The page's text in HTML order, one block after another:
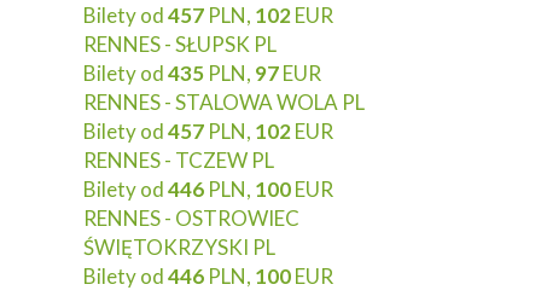
Bilety od457 PLN, 102EUR
RENNES - SŁUPSK PL
Bilety od435 PLN, 97EUR
RENNES - STALOWA WOLA PL
Bilety od457 PLN, 102EUR
RENNES - TCZEW PL
Bilety od446 PLN, 100EUR
RENNES - OSTROWIEC
ŚWIĘTOKRZYSKI PL
Bilety od446 PLN, 100EUR